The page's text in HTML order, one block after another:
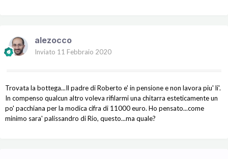
alezocco
Inviato 11 Febbraio 2020
Trovata la bottega...Il padre di Roberto e' in pensione e non lavora piu' li'.
In compenso qualcun altro voleva rifilarmi una chitarra esteticamente un
po' pacchiana per la modica cifra di 11000 euro. Ho pensato...come
minimo sara' palissandro di Rio, questo...ma quale?